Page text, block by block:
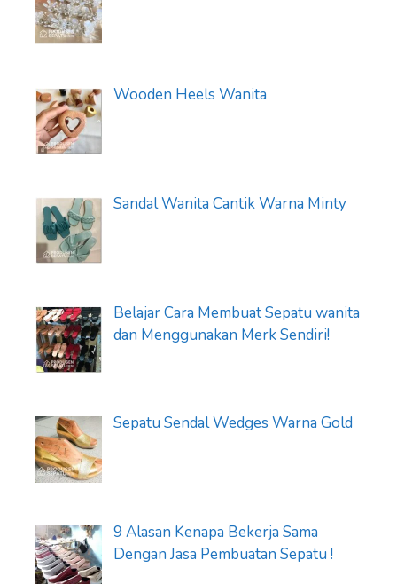
Wooden Heels Wanita
Sandal Wanita Cantik Warna Minty
Belajar Cara Membuat Sepatu wanita
dan Menggunakan Merk Sendiri!
Sepatu Sendal Wedges Warna Gold
9 Alasan Kenapa Bekerja Sama
Dengan Jasa Pembuatan Sepatu !